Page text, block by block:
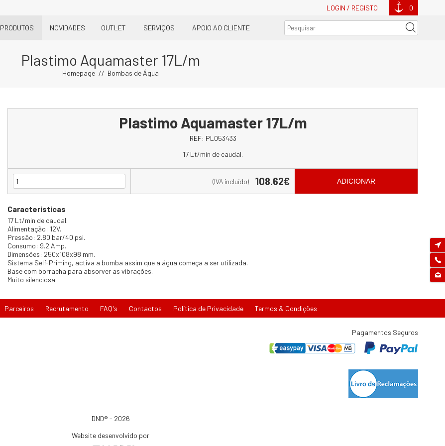
LOGIN / REGISTO 0
PRODUTOS NOVIDADES OUTLET SERVIÇOS APOIO AO CLIENTE
Plastimo Aquamaster 17L/m
Homepage Bombas de Água
Plastimo Aquamaster 17L/m
REF: PL053433
17 Lt/min de caudal.
(IVA incluído) 108.62€ ADICIONAR
Características
17 Lt/min de caudal.
Alimentação: 12V.
Pressão: 2.80 bar/40 psi.
Consumo: 9.2 Amp.
Dimensões: 250x108x98 mm.
Sistema Self-Priming, activa a bomba assim que a água começa a ser utilizada.
Base com borracha para absorver as vibrações.
Muito silenciosa.
Parceiros Recrutamento FAQ's Contactos Política de Privacidade Termos & Condições
Pagamentos Seguros
DND® - 2026
Website desenvolvido por